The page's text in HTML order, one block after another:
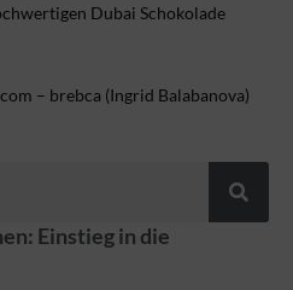
Dubai Schokolade
– brebca (Ingrid Balabanova)
Einstieg in die